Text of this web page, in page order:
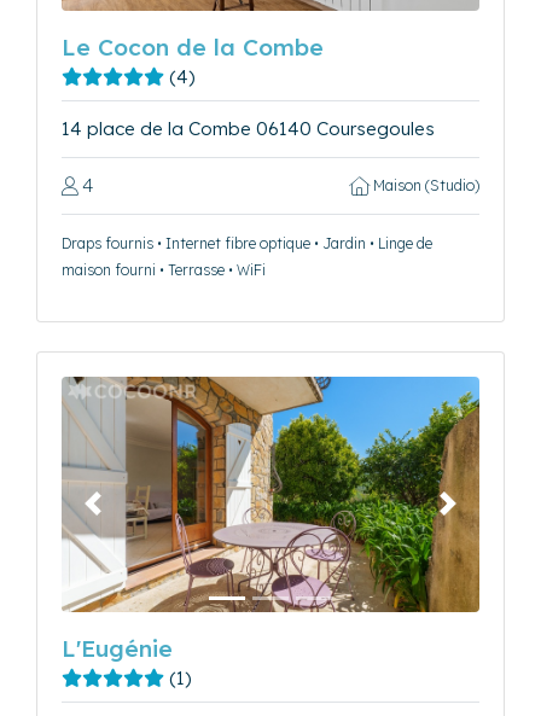
Le Cocon de la Combe
(4)
14 place de la Combe 06140 Coursegoules
4 Maison (Studio)
Draps fournis • Internet fibre optique • Jardin • Linge de
maison fourni • Terrasse • WiFi
Précédent Suivant
L'Eugénie
(1)